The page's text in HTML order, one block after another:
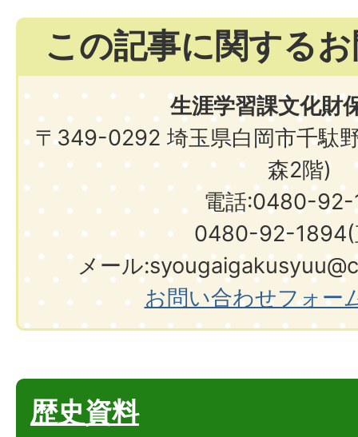
この記事に関する
生涯学習課文化財
〒349-0292 埼玉県白岡市千駄
森2階)
電話:0480-92-
0480-92-1894(
メール
お問い合わせフォー
歴史資料